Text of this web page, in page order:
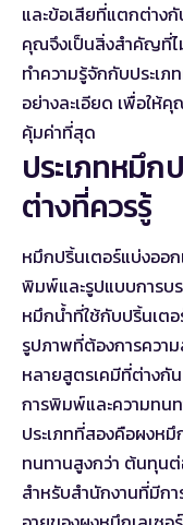
และข้อเสียที่แตกต่างกั
คุณจึงเป็นสิ่งสำคัญที่ไ
ทำความรู้จักกับประเภ
อย่างละเอียด เพื่อให้
คุ้มค่าที่สุด
ประเภทหมึก
ต่างที่ควรรู้
หมึกปริ้นเตอร์แบ่งออ
พิมพ์และรูปแบบการบ
หมึกน้ำที่ใช้กับปริ้นเต
รูปภาพที่ต้องการควา
หลายสูตรเคมีที่ต่างกั
การพิมพ์และความทน
ประเภทที่สองคือผงหมึ
ทนทานสูงกว่า ต้นทุน
สำหรับสำนักงานที่มีก